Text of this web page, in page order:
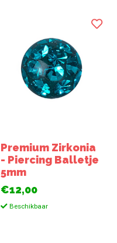
Premium Zirkonia
- Piercing Balletje
5mm
€12,00
Beschikbaar